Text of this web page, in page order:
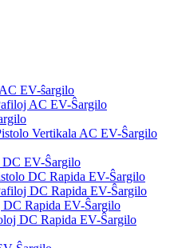
EV-ŝargilo
AC EV-Ŝargilo
Vertikala AC EV-Ŝargilo
DC EV-Ŝargilo
DC Rapida EV-Ŝargilo
DC Rapida EV-Ŝargilo
Rapida EV-Ŝargilo
DC Rapida EV-Ŝargilo